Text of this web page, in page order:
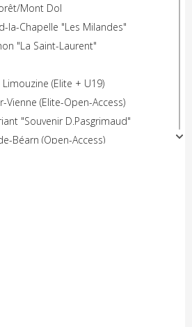
Mont Dol
la-Chapelle "Les Milandes"
"La Saint-Laurent"
Limouzine (Elite + U19)
Vienne (Elite-Open-Access)
"Souvenir D.Pasgrimaud"
Béarn (Open-Access)